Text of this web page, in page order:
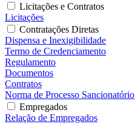
Licitações e Contratos
Licitações
Contratações Diretas
Dispensa e Inexigibilidade
Termo de Credenciamento
Regulamento
Documentos
Contratos
Norma de Processo Sancionatório
Empregados
Relação de Empregados